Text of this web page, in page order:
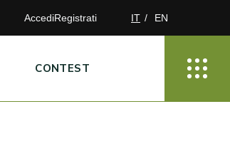
AccediRegistrati IT EN
CONTEST